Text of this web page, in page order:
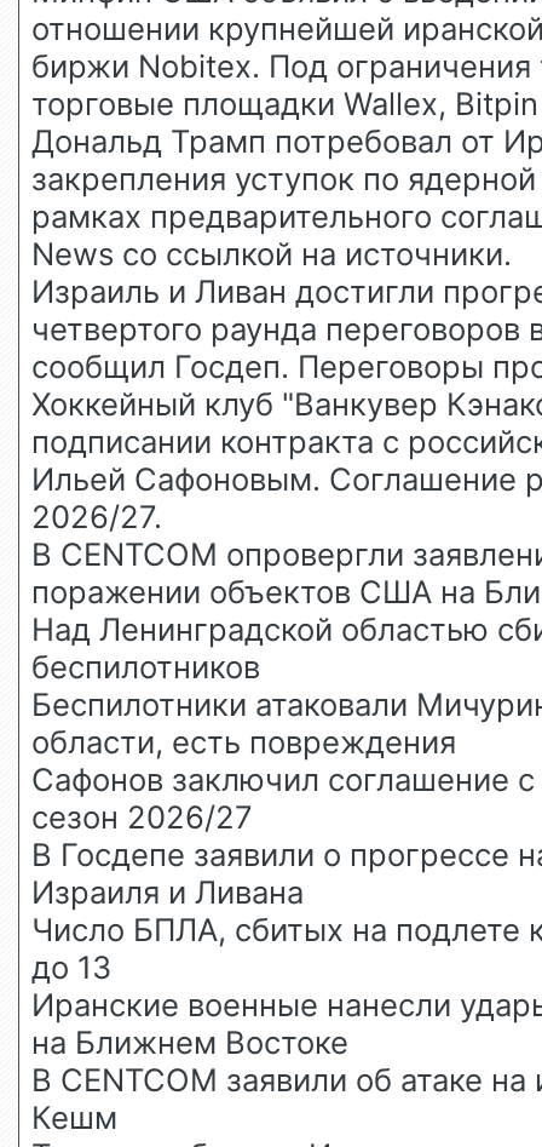
отношении крупнейшей
биржи Nobitex. Под ограничения
торговые площадки Wallex,
Дональд Трамп потребовал от
закрепления уступок по
рамках предварительного
News со ссылкой на источники.
Израиль и Ливан достигли
четвертого раунда переговоров
сообщил Госдеп. Переговоры
Хоккейный клуб "Ванкувер
подписании контракта с
Ильей Сафоновым. Соглашение
2026/27.
В CENTCOM опровергли
поражении объектов США на
Над Ленинградской областью
беспилотников
Беспилотники атаковали
области, есть повреждения
Сафонов заключил соглашение
сезон 2026/27
В Госдепе заявили о прогрессе
Израиля и Ливана
Число БПЛА, сбитых на подлете
до 13
Иранские военные нанесли
на Ближнем Востоке
В CENTCOM заявили об атаке
Кешм